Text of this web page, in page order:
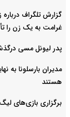
گزارش تلگراف درباره
غرامت به یک زن را
پدر لیونل مسی
مدیران بارسلونا
هستند
برگزاری بازی‌های لیگ